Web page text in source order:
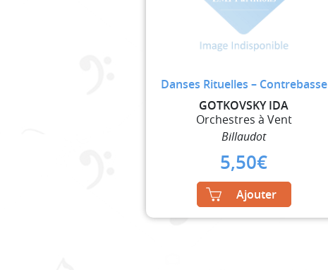
Danses Rituelles – Contrebasse
GOTKOVSKY IDA
Orchestres à Vent
Billaudot
5,50€
Ajouter